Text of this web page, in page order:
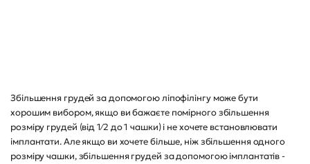
Збільшення грудей за допомогою ліпофілінгу може бути
хорошим вибором, якщо ви бажаєте помірного збільшення
розміру грудей (від 1⁄2 до 1 чашки) і не хочете встановлювати
імплантати. Але якщо ви хочете більше, ніж збільшення одного
розміру чашки, збільшення грудей за допомогою імплантатів -